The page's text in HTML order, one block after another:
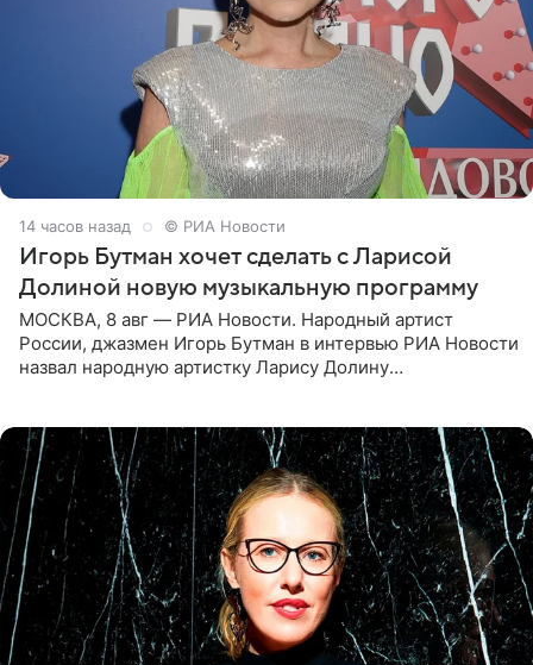
14 часов назад © РИА Новости
Игорь Бутман хочет сделать с Ларисой
Долиной новую музыкальную программу
МОСКВА, 8 авг — РИА Новости. Народный артист
России, джазмен Игорь Бутман в интервью РИА Новости
назвал народную артистку Ларису Долину